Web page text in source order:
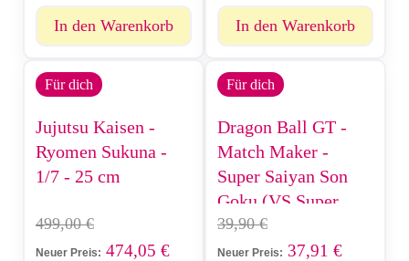
In den Warenkorb In den Warenkorb
Für dich
Jujutsu Kaisen -
Ryomen Sukuna -
1/7 - 25 cm
499,00€
Neuer Preis: 474,05 €
Für dich
Dragon Ball GT -
Match Maker -
Super Saiyan Son
Goku (VS Super
C17) - 13 cm
39,90€
Neuer Preis: 37,91 €